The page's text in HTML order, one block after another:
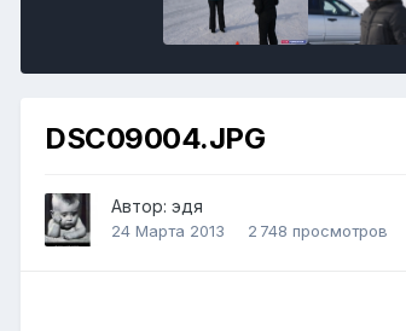
DSC09004.JPG
Автор: эдя
24 Марта 2013 2 748 просмотров